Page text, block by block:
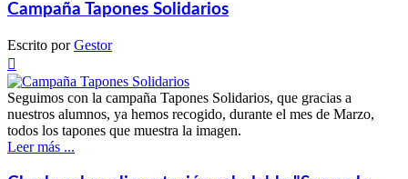
Campaña Tapones Solidarios
Escrito porGestor

Seguimos con la campaña Tapones Solidarios, que gracias a
nuestros alumnos, ya hemos recogido, durante el mes de Marzo,
todos los tapones que muestra la imagen.
Leer más ...